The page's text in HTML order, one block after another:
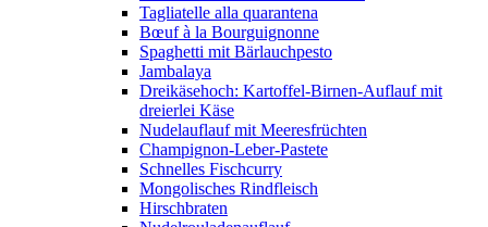
Tagliatelle alla quarantena
Bœuf à la Bourguignonne
Spaghetti mit Bärlauchpesto
Jambalaya
Dreikäsehoch: Kartoffel-Birnen-Auflauf mit
dreierlei Käse
Nudelauflauf mit Meeresfrüchten
Champignon-Leber-Pastete
Schnelles Fischcurry
Mongolisches Rindfleisch
Hirschbraten